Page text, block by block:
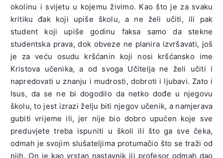
okolinu i svijetu u kojemu živimo. Kao što je za svaku
kritiku đak koji upiše školu, a ne želi učiti, ili pak
student koji upiše godinu faksa samo da stekne
studentska prava, dok obveze ne planira izvršavati, još
je za veću osudu kršćanin koji nosi kršćansko ime
Kristova učenika, a od svoga Učitelja ne želi učiti i
napredovati u znanju i mudrosti, dobroti i ljubavi. Zato i
Isus, da se ne bi dogodilo da netko dođe u njegovu
školu, to jest izrazi želju biti njegov učenik, a namjerava
gubiti vrijeme ili, jer nije bio dobro upućen koje sve
preduvjete treba ispuniti u školi ili što ga sve čeka,
odmah je svojim slušateljima protumačio što se traži od
njih. On je kao vrstan nastavnik ili profesor odmah dao